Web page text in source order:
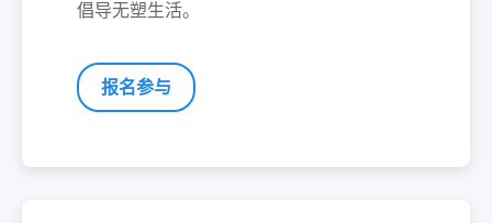
倡导无塑生活。
报名参与